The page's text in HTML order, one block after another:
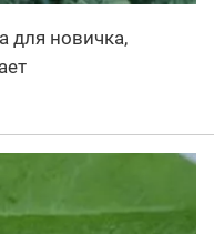
для новичка,